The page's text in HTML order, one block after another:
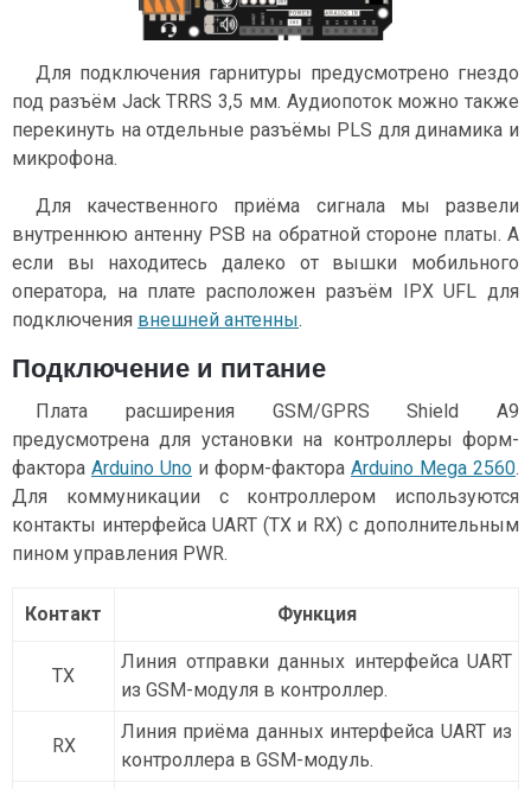
Для подключения гарнитуры предусмотрено гнездо
под разъём Jack TRRS 3,5 мм. Аудиопоток можно также
перекинуть на отдельные разъёмы PLS для динамика и
микрофона.
Для качественного приёма сигнала мы развели
внутреннюю антенну PSB на обратной стороне платы. А
если вы находитесь далеко от вышки мобильного
оператора, на плате расположен разъём IPX UFL для
подключения внешней антенны.
Подключение и питание
Плата расширения GSM/GPRS Shield A9
предусмотрена для установки на контроллеры форм-
фактора Arduino Uno и форм-фактора Arduino Mega 2560.
Для коммуникации с контроллером используются
контакты интерфейса UART (TX и RX) с дополнительным
пином управления PWR.
Контакт Функция
TX
Линия отправки данных интерфейса UART
из GSM-модуля в контроллер.
RX
Линия приёма данных интерфейса UART из
контроллера в GSM-модуль.